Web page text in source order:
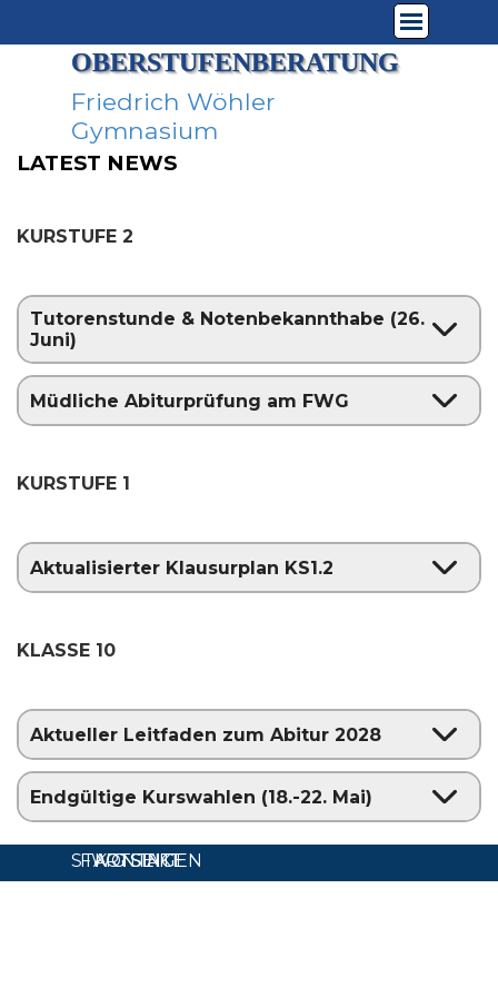
Menü überspringen
OBERSTUFENBERATUNG
Friedrich Wöhler
Gymnasium
LATEST NEWS
KURSTUFE 2
Tutorenstunde & Notenbekannthabe (26.
Juni)
Müdliche Abiturprüfung am FWG
KURSTUFE 1
Aktualisierter Klausurplan KS1.2
KLASSE 10
Aktueller Leitfaden zum Abitur 2028
Endgültige Kurswahlen (18.-22. Mai)
FWG SINGEN
STARTSEITE
KONTAKT